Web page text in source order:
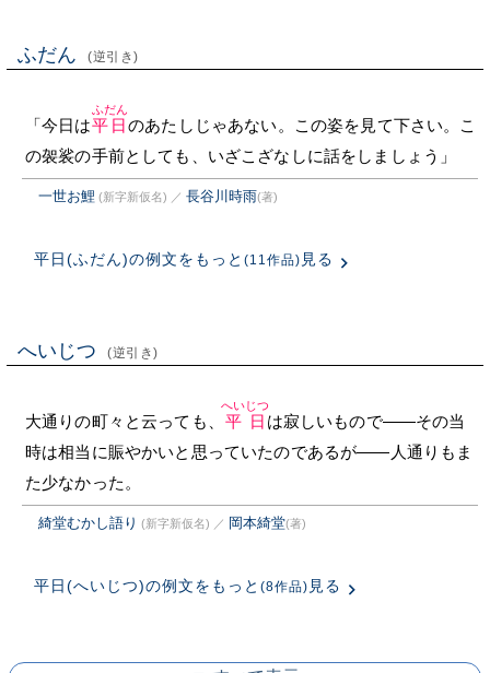
ふだん (逆引き)
「今日は平日
ふだん
のあたしじゃあない。この姿を見て下さい。こ
の袈裟の手前としても、いざこざなしに話をしましょう」
一世お鯉 (新字新仮名) ／ 長谷川時雨(著)
平日(ふだん)の例文をもっと (11作品) 見る
へいじつ (逆引き)
大通りの町々と云っても、 平日
へいじつ
は寂しいもので——その当
時は相当に賑やかいと思っていたのであるが——人通りもま
た少なかった。
綺堂むかし語り (新字新仮名) ／ 岡本綺堂(著)
平日(へいじつ)の例文をもっと (8作品) 見る